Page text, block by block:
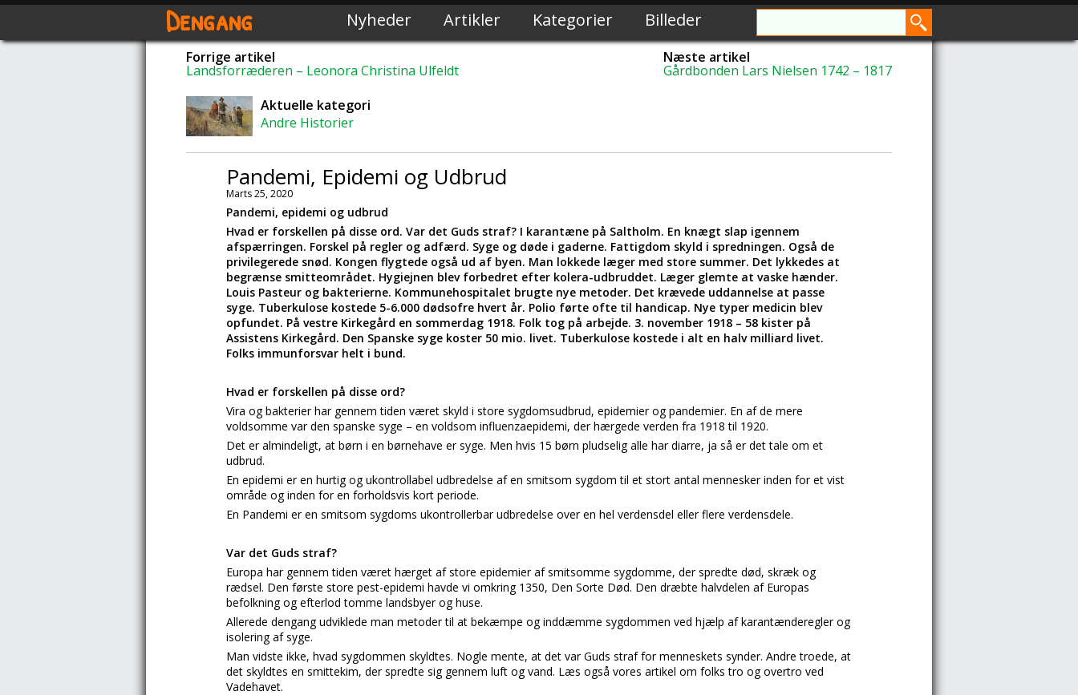
Dengang Nyheder Artikler Kategorier Billeder
Forrige artikel
Landsforræderen – Leonora Christina Ulfeldt
Næste artikel
Gårdbonden Lars Nielsen 1742 – 1817
Aktuelle kategori
Andre Historier
Pandemi, Epidemi og Udbrud
Marts 25, 2020
Pandemi, epidemi og udbrud
Hvad er forskellen på disse ord. Var det Guds straf? I karantæne på Saltholm. En knægt slap igennem
afspærringen. Forskel på regler og adfærd. Syge og døde i gaderne. Fattigdom skyld i spredningen. Også de
privilegerede snød. Kongen flygtede også ud af byen. Man lokkede læger med store summer. Det lykkedes at
begrænse smitteområdet. Hygiejnen blev forbedret efter kolera-udbruddet. Læger glemte at vaske hænder.
Louis Pasteur og bakterierne. Kommunehospitalet brugte nye metoder. Det krævede uddannelse at passe
syge. Tuberkulose kostede 5-6.000 dødsofre hvert år. Polio førte ofte til handicap. Nye typer medicin blev
opfundet. På vestre Kirkegård en sommerdag 1918. Folk tog på arbejde. 3. november 1918 – 58 kister på
Assistens Kirkegård. Den Spanske syge koster 50 mio. livet. Tuberkulose kostede i alt en halv milliard livet.
Folks immunforsvar helt i bund.
Hvad er forskellen på disse ord?
Vira og bakterier har gennem tiden været skyld i store sygdomsudbrud, epidemier og pandemier. En af de mere
voldsomme var den spanske syge – en voldsom influenzaepidemi, der hærgede verden fra 1918 til 1920.
Det er almindeligt, at børn i en børnehave er syge. Men hvis 15 børn pludselig alle har diarre, ja så er det tale om et
udbrud.
En epidemi er en hurtig og ukontrollabel udbredelse af en smitsom sygdom til et stort antal mennesker inden for et vist
område og inden for en forholdsvis kort periode.
En Pandemi er en smitsom sygdoms ukontrollerbar udbredelse over en hel verdensdel eller flere verdensdele.
Var det Guds straf?
Europa har gennem tiden været hærget af store epidemier af smitsomme sygdomme, der spredte død, skræk og
rædsel. Den første store pest-epidemi havde vi omkring 1350, Den Sorte Død. Den dræbte halvdelen af Europas
befolkning og efterlod tomme landsbyer og huse.
Allerede dengang udviklede man metoder til at bekæmpe og inddæmme sygdommen ved hjælp af karantænderegler og
isolering af syge.
Man vidste ikke, hvad sygdommen skyldtes. Nogle mente, at det var Guds straf for menneskets synder. Andre troede, at
det skyldtes en smittekim, der spredte sig gennem luft og vand. Læs også vores artikel om folks tro og overtro ved
Vadehavet.